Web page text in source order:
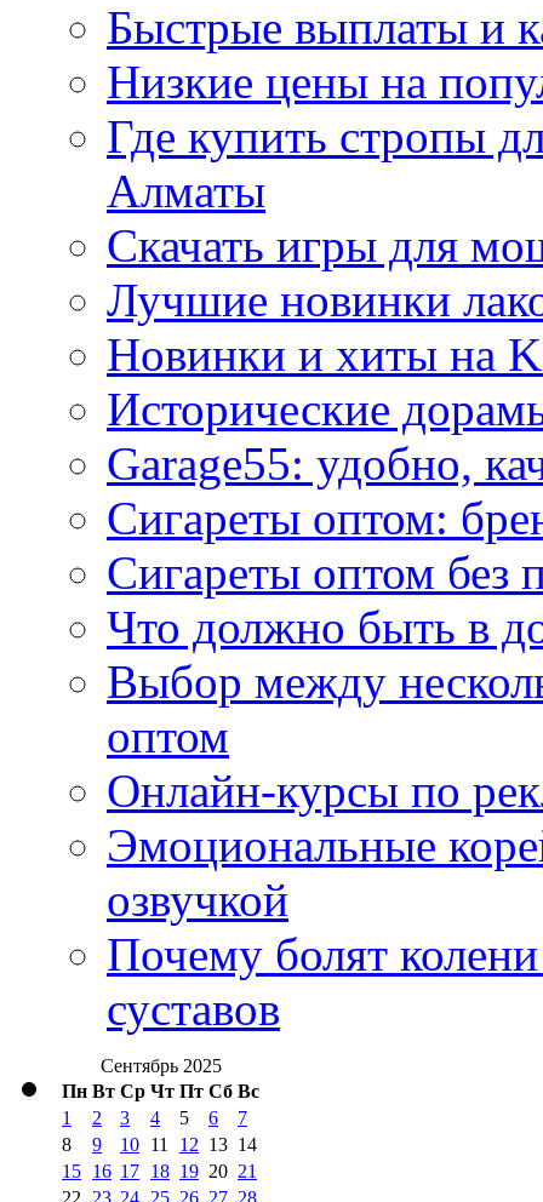
Быстрые выплаты и
Низкие цены на
Где купить стропы
Алматы
Скачать игры для
Лучшие новинки
Новинки и хиты на
Исторические
Garage55: удобно,
Сигареты оптом:
Сигареты оптом без
Что должно быть в
Выбор между
оптом
Онлайн-курсы по
Эмоциональные
озвучкой
Почему болят
суставов
Сентябрь 2025
Пн Вт Ср Чт Пт Сб Вс
1 2 3 4 5 6
7
8
9 10 11 12 13 14
15 16 17 18 19 20 21